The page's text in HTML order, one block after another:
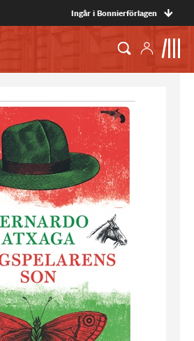
Ingår i Bonnierförlagen